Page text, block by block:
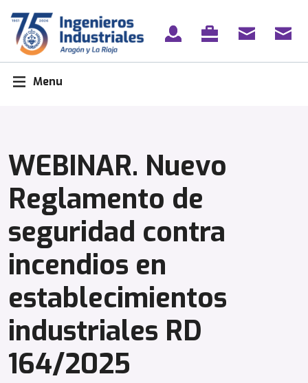
content
Menu
WEBINAR. Nuevo
Reglamento de
seguridad contra
incendios en
establecimientos
industriales RD
164/2025